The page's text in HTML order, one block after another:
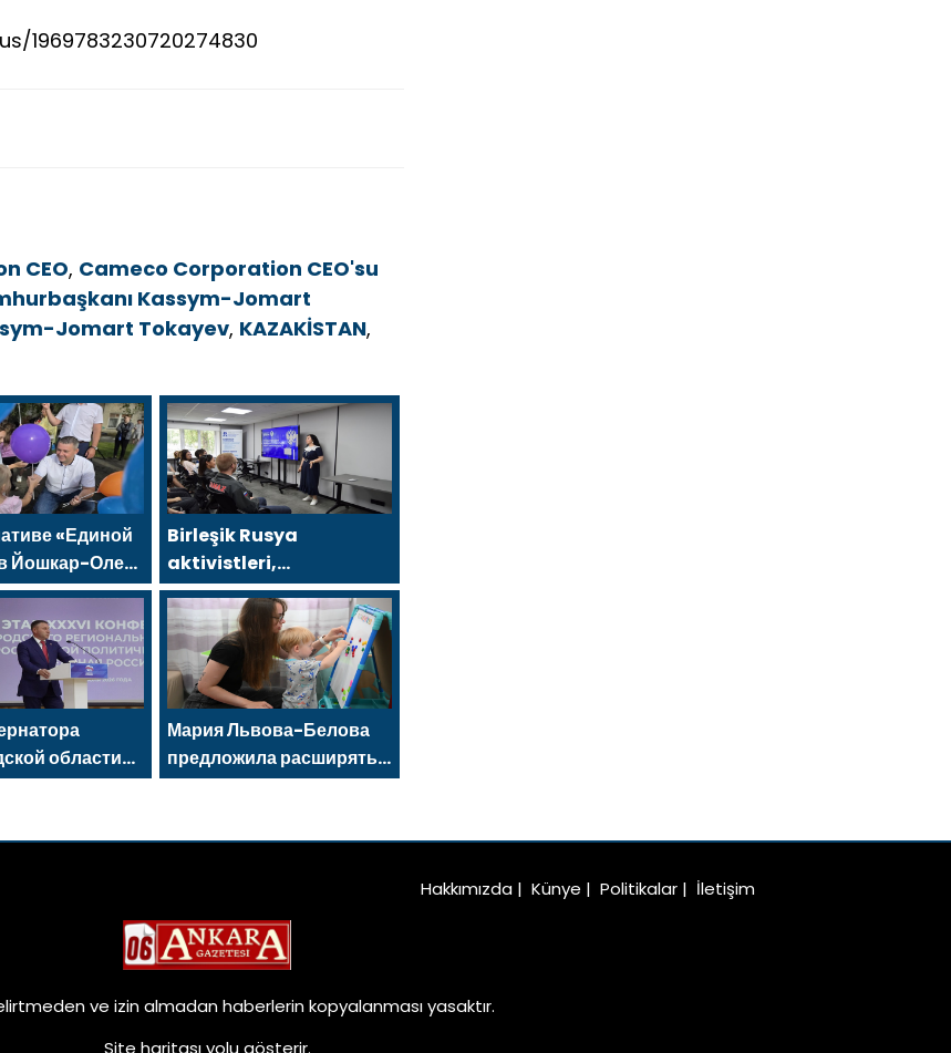
1969783230720274830
CEO, Cameco Corporation CEO'su
Kassym-Jomart
Jomart Tokayev, KAZAKİSTAN,
«Единой
Йошкар-Оле
семейный
Birleşik Rusya
aktivistleri,
Naberezhnye Chelny’de
genç KAMAZ uzmanları
için eğitim etkinlikleri
düzenledi
области
Шуваев
«Единой
Мария Львова-Белова
предложила расширять
сеть пространств для
Hakkımızda | Künye | Politikalar | İletişim
ve izin almadan haberlerin kopyalanması yasaktır.